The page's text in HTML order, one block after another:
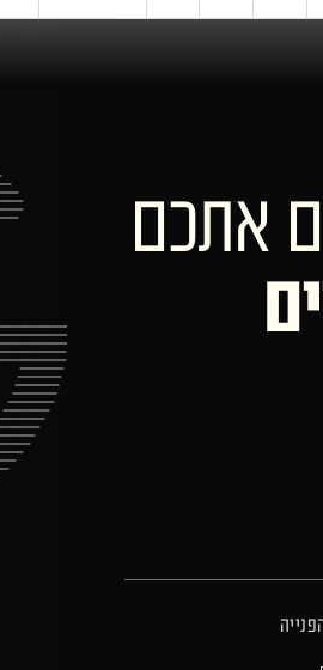
אתכם